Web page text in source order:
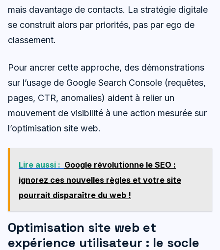
mais davantage de contacts. La stratégie digitale
se construit alors par priorités, pas par ego de
classement.
Pour ancrer cette approche, des démonstrations
sur l’usage de Google Search Console (requêtes,
pages, CTR, anomalies) aident à relier un
mouvement de visibilité à une action mesurée sur
l’optimisation site web.
Lire aussi : Google révolutionne le SEO :
ignorez ces nouvelles règles et votre site
pourrait disparaître du web !
Optimisation site web et
expérience utilisateur : le socle